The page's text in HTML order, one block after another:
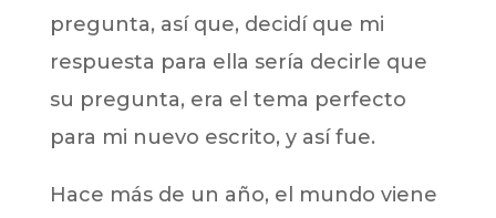
pregunta, así que, decidí que mi
respuesta para ella sería decirle que
su pregunta, era el tema perfecto
para mi nuevo escrito, y así fue.
Hace más de un año, el mundo viene